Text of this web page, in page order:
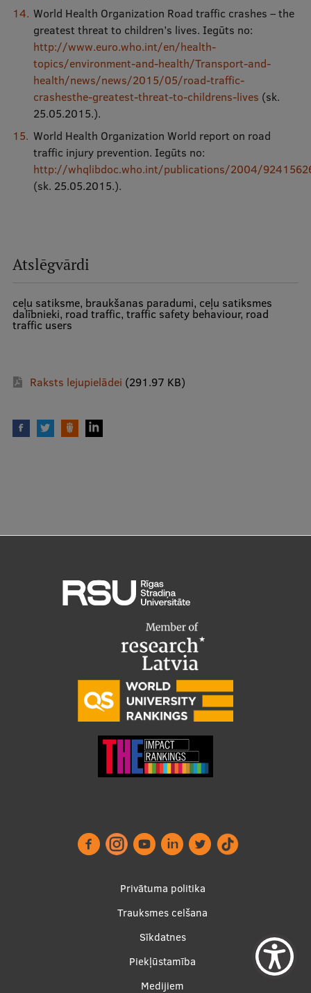
World Health Organization Road traffic crashes – the
greatest threat to children’s lives. Iegūts no:
http://www.euro.who.int/en/health-
topics/environment-and-health/Transport-and-
health/news/news/2015/05/road-traffic-
crashesthe-greatest-threat-to-childrens-lives (sk.
25.05.2015.).
World Health Organization World report on road
traffic injury prevention. Iegūts no:
http://whqlibdoc.who.int/publications/2004/
(sk. 25.05.2015.).
Atslēgvārdi
ceļu satiksme, braukšanas paradumi, ceļu satiksmes
dalībnieki, road traffic, traffic safety behaviour, road
traffic users
Raksts lejupielādei (291.97 KB)
Privātuma politika
Trauksmes celšana
Sīkdatnes
Piekļūstamība
Medijiem